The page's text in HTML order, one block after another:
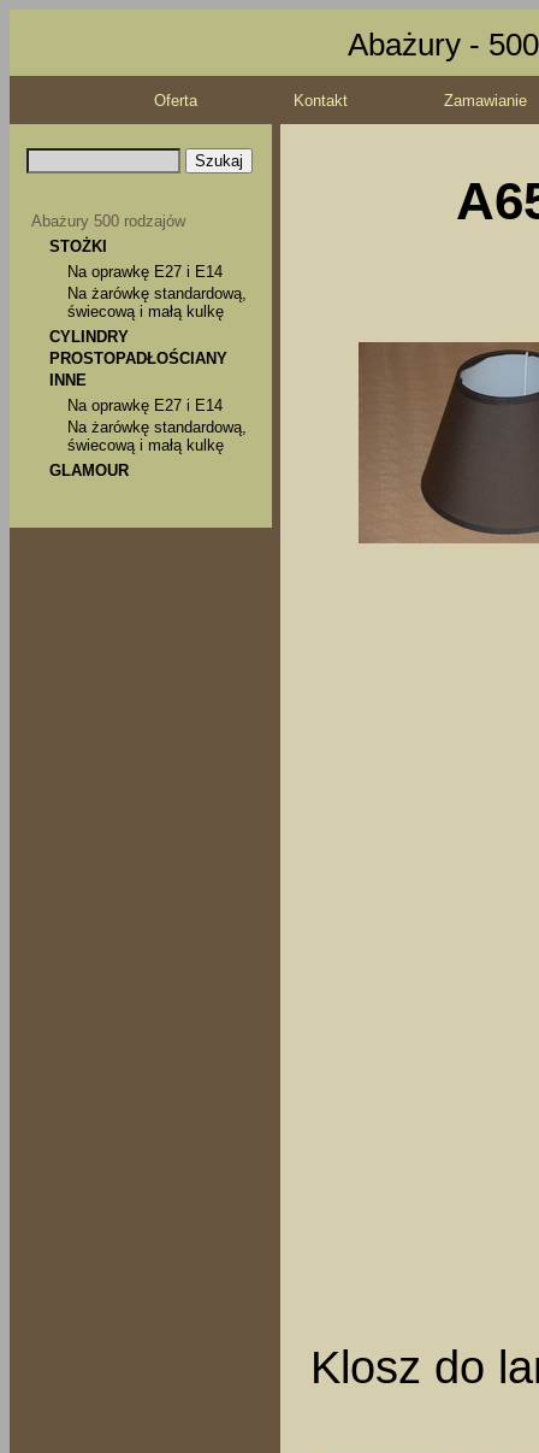
Abażury -
Oferta Kontakt Zamawianie
Abażury 500 rodzajów
STOŻKI
Na oprawkę E27 i E14
Na żarówkę standardową,
świecową i małą kulkę
CYLINDRY
PROSTOPADŁOŚCIANY
INNE
Na oprawkę E27 i E14
Na żarówkę standardową,
świecową i małą kulkę
GLAMOUR
Klosz do